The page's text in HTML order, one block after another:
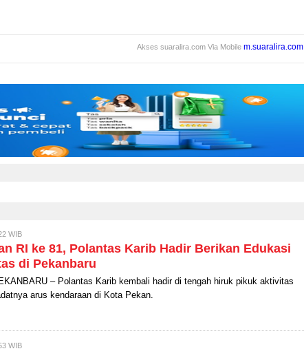
Akses suaralira.com Via Mobile m.suaralira.com
WIB
RI ke 81, Polantas Karib Hadir Berikan Edukasi
di Pekanbaru
– Polantas Karib kembali hadir di tengah hiruk pikuk aktivitas
arus kendaraan di Kota Pekan.
WIB